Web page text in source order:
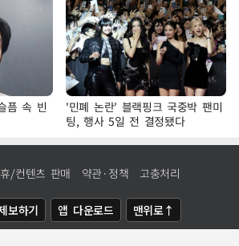
픔 속 빈
'민폐 논란' 블랙핑크 국중박 팬미
팅, 행사 5일 전 결정됐다
/컨텐츠 판매 약관·정책 고충처리
보하기 앱 다운로드 맨위로↑